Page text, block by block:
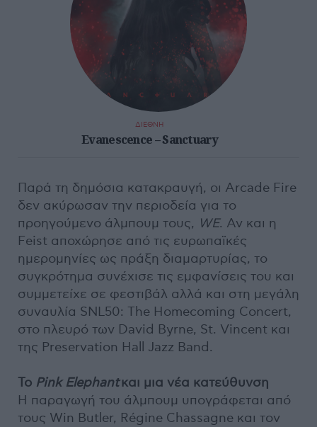
ΔΙΕΘΝΗ
Evanescence – Sanctuary
Παρά τη δημόσια κατακραυγή, οι Arcade Fire
δεν ακύρωσαν την περιοδεία για το
προηγούμενο άλμπουμ τους, WE. Αν και η
Feist αποχώρησε από τις ευρωπαϊκές
ημερομηνίες ως πράξη διαμαρτυρίας, το
συγκρότημα συνέχισε τις εμφανίσεις του και
συμμετείχε σε φεστιβάλ αλλά και στη μεγάλη
συναυλία SNL50: The Homecoming Concert,
στο πλευρό των David Byrne, St. Vincent και
της Preservation Hall Jazz Band.
To Pink Elephantκαι μια νέα κατεύθυνση
Η παραγωγή του άλμπουμ υπογράφεται από
τους Win Butler, Régine Chassagne και τον